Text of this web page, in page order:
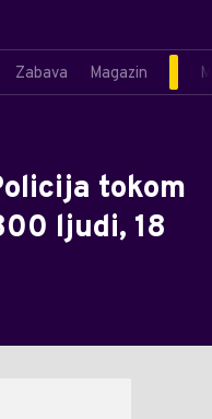
Zabava Magazin
tokom
ljudi, 18